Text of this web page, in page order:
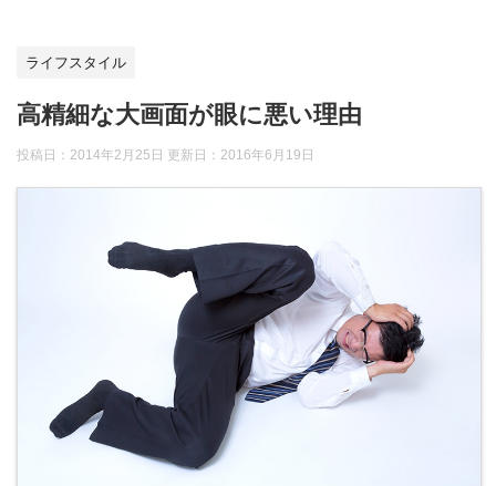
ライフスタイル
高精細な大画面が眼に悪い理由
投稿日：2014年2月25日 更新日： 2016年6月19日